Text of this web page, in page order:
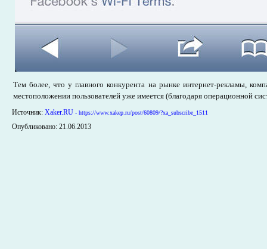
Тем более, что у главного конкурента на рынке интернет-рекламы,
местоположении пользователей уже имеется (благодаря операционной
Источник: Xaker.RU - https://www.xakep.ru/post/60809/?xa_subscribe_1511
Опубликовано: 21.06.2013